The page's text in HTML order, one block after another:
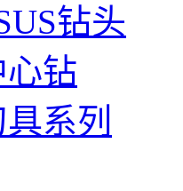
钻头
心钻
系列